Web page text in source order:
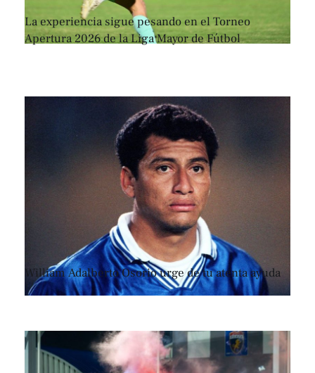
La experiencia sigue pesando en el Torneo
Apertura 2026 de la Liga Mayor de Fútbol
William Adalberto Osorio urge de tu atenta ayuda